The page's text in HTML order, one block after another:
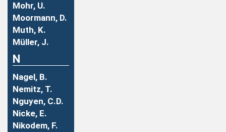
Mohr, U.
Moormann, D.
Muth, K.
Müller, J.
N
Nagel, B.
Nemitz, T.
Nguyen, C.D.
Nicke, E.
Nikodem, F.